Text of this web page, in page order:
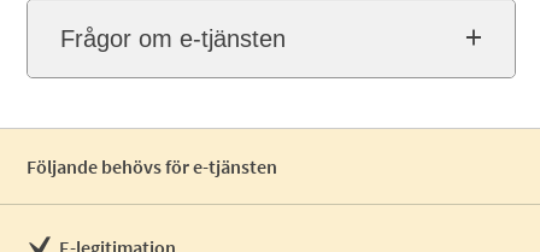
Frågor om e-tjänsten
Följande behövs för e-tjänsten
E-legitimation